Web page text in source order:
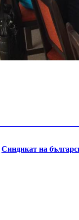
Синдикат на